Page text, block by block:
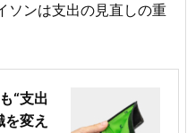
ソンは支出の見直しの重
“支出
変え